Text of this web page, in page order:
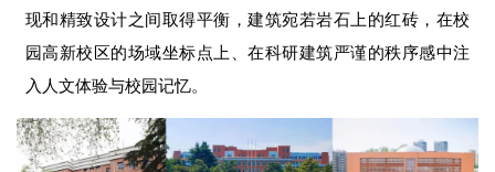
现和精致设计之间取得平衡，建筑宛若岩石上的红砖，在校
园高新校区的场域坐标点上、在科研建筑严谨的秩序感中注
入人文体验与校园记忆。